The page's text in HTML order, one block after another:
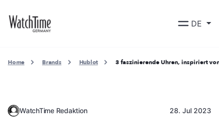
DE
Home Brands Hublot 3 faszinierende Uhren, inspiriert
WatchTime Redaktion 28. Jul 2023